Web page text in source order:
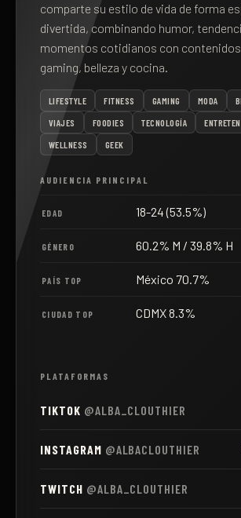
comparte su estilo de vida de forma
divertida, combinando humor,
momentos cotidianos con
gaming, belleza y cocina.
LIFESTYLE FITNESS GAMING MODA
VIAJES
FOODIES TECNOLOGÍA
WELLNESS
GEEK
AUDIENCIA PRINCIPAL
EDAD 18-24 (53.5%)
GÉNERO 60.2% M / 39.8% H
PAÍS TOP México 70.7%
CIUDAD TOP CDMX 8.3%
PLATAFORMAS
TIKTOK @ALBA_CLOUTHIER
INSTAGRAM @ALBACLOUTHIER
TWITCH @ALBA_CLOUTHIER